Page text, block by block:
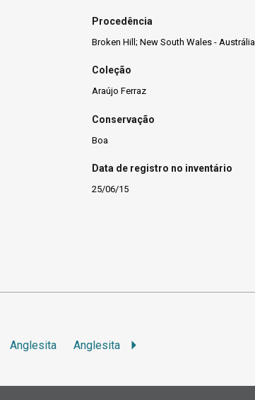
Procedência
Broken Hill; New South Wales - Austrália
Coleção
Araújo Ferraz
Conservação
Boa
Data de registro no inventário
25/06/15
Anglesita Anglesita